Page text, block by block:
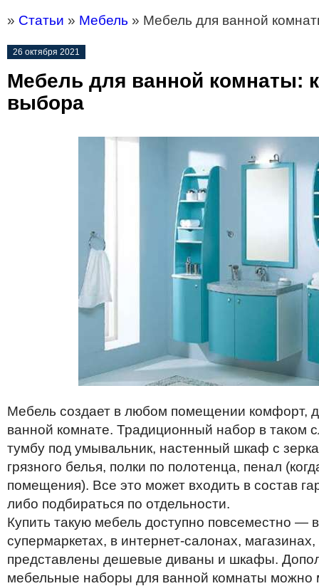
» Статьи » Мебель » Мебель для ванной
26 октября 2021
Мебель для ванной комнаты:
выбора
Мебель создает в любом помещении комфорт,
ванной комнате. Традиционный набор в таком
тумбу под умывальник, настенный шкаф с
грязного белья, полки по полотенца, пенал
помещения). Все это может входить в состав
либо подбираться по отдельности.
Купить такую мебель доступно повсеместно —
супермаркетах, в интернет-салонах, магазинах,
представлены дешевые диваны и шкафы.
мебельные наборы для ванной комнаты можно